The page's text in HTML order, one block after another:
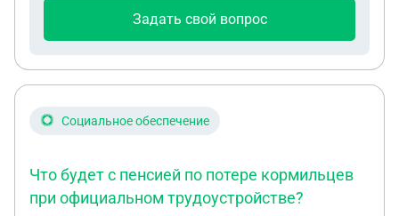
Задать свой вопрос
Социальное обеспечение
Что будет с пенсией по потере кормильцев
при официальном трудоустройстве?